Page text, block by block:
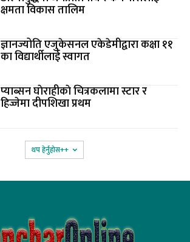
क्षमता विकास तालिम
ज्ञानज्योति एजुकेसनल एकेडेमीद्वारा कक्षा ११
का विद्यार्थीलाई स्वागत
प्याब्सन घाेराहीकाे चित्रकलामा स्टार र
हिज्जेमा दीपशिखा प्रथम
थप हेर्नुहोस‌++